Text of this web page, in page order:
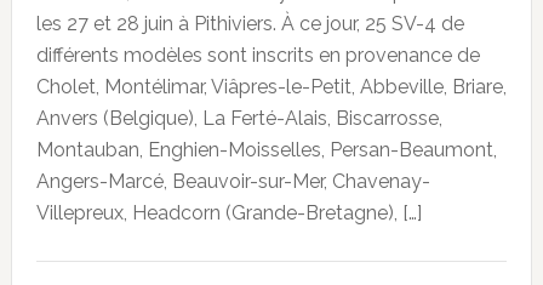
les 27 et 28 juin à Pithiviers. À ce jour, 25 SV-4 de
différents modèles sont inscrits en provenance de
Cholet, Montélimar, Viâpres-le-Petit, Abbeville, Briare,
Anvers (Belgique), La Ferté-Alais, Biscarrosse,
Montauban, Enghien-Moisselles, Persan-Beaumont,
Angers-Marcé, Beauvoir-sur-Mer, Chavenay-
Villepreux, Headcorn (Grande-Bretagne), […]